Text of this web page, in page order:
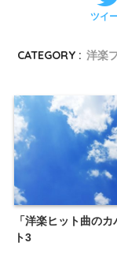
ツイ
CATEGORY : 洋楽
「洋楽ヒット曲の
ト3